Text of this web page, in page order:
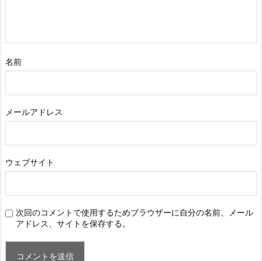
名前
メールアドレス
ウェブサイト
次回のコメントで使用するためブラウザーに自分の名前、メール
アドレス、サイトを保存する。